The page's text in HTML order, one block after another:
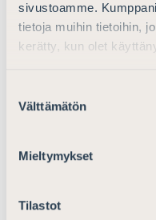
sivustoamme.
tietoja muihin tietoihin,
kerätty, kun olet
valinta
Välttämätön
Mieltymykset
Tilastot
että syyttäjien tulisikin
mahdollisuuteen
sekä asianomistajan
Asianajajaliitto